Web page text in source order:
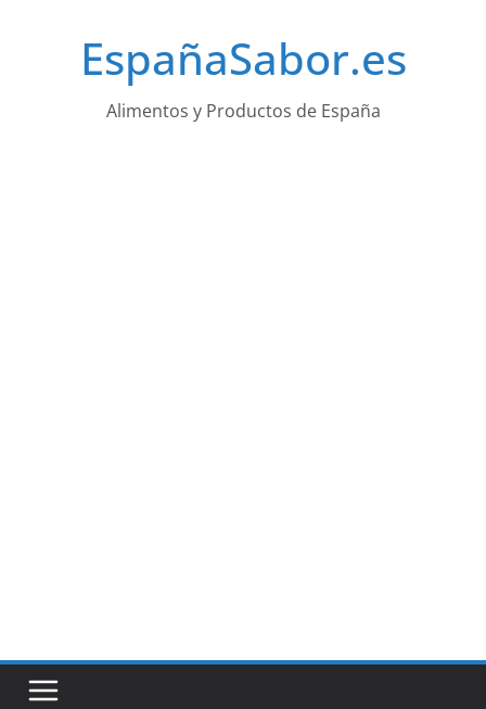
EspañaSabor.es
Alimentos y Productos de España